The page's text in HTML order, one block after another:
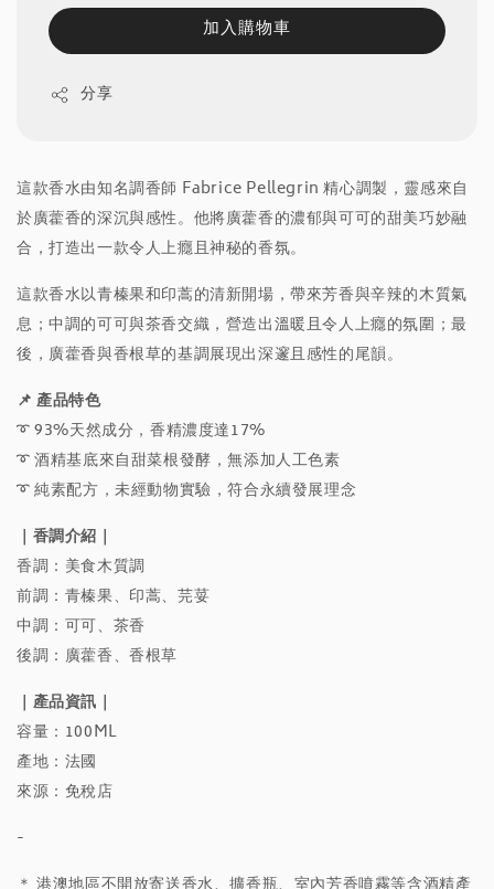
加入購物車
分享
這款香水由知名調香師 Fabrice Pellegrin 精心調製，靈感來自
於廣藿香的深沉與感性。他將廣藿香的濃郁與可可的甜美巧妙融
合，打造出一款令人上癮且神秘的香氛。
這款香水以青榛果和印蒿的清新開場，帶來芳香與辛辣的木質氣
息；中調的可可與茶香交織，營造出溫暖且令人上癮的氛圍；最
後，廣藿香與香根草的基調展現出深邃且感性的尾韻。
📌 產品特色
➰ 93%天然成分，香精濃度達17%
➰ 酒精基底來自甜菜根發酵，無添加人工色素
➰ 純素配方，未經動物實驗，符合永續發展理念
｜香調介紹｜
香調：美食木質調
前調：青榛果、印蒿、芫荽
中調：可可、茶香
後調：廣藿香、香根草
｜產品資訊｜
容量：100ML
產地：法國
來源：免稅店
-